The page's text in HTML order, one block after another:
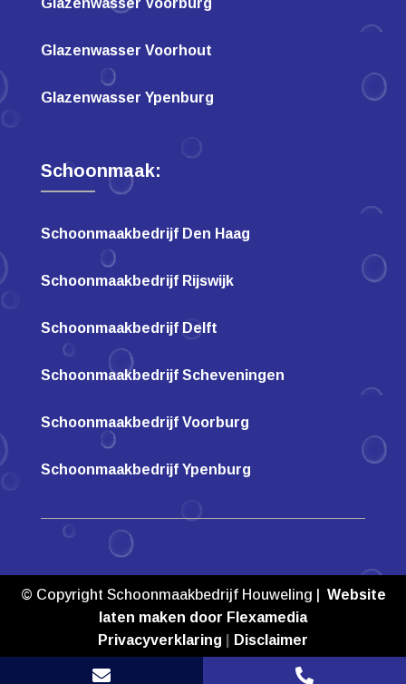
Glazenwasser Voorhout
Glazenwasser Ypenburg
Schoonmaak:
Schoonmaakbedrijf Den Haag
Schoonmaakbedrijf Rijswijk
Schoonmaakbedrijf Delft
Schoonmaakbedrijf Scheveningen
Schoonmaakbedrijf Voorburg
Schoonmaakbedrijf Ypenburg
© Copyright Schoonmaakbedrijf Houweling | Website
laten maken door Flexamedia
Privacyverklaring
Disclaimer
 